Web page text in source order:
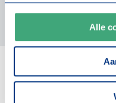
onze cookies en je
cookies toestaan’ te
gebruik van alle
Alle